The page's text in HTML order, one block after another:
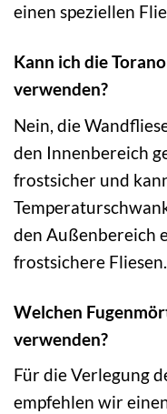
einen speziellen
Kann ich die
verwenden?
Nein, die
den Innenbereich
frostsicher und
den Außenbereich
frostsichere Fliesen.
Welchen
verwenden?
Für die Verlegung
empfehlen wir